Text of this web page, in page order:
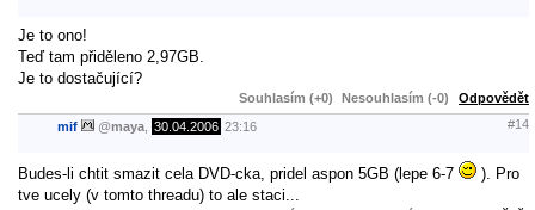
Je to ono!
Teď tam přiděleno 2,97GB.
Je to dostačující?
Souhlasím (+0) Nesouhlasím (-0) Odpovědět
mif @maya 30.04.2006 23:16 #14
Budes-li chtit smazit cela DVD-cka, pridel aspon 5GB (lepe 6-7
). Pro
tve ucely (v tomto threadu) to ale staci...